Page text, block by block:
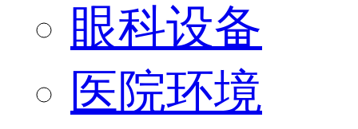
眼科设备
医院环境